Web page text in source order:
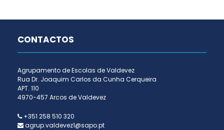
CONTACTOS
Agrupamento de Escolas de Valdevez
Rua Dr. Joaquim Carlos da Cunha Cerqueira
APT. 110
4970-457 Arcos de Valdevez
+351 258 510 320
agrup.valdevez1@sapo.pt